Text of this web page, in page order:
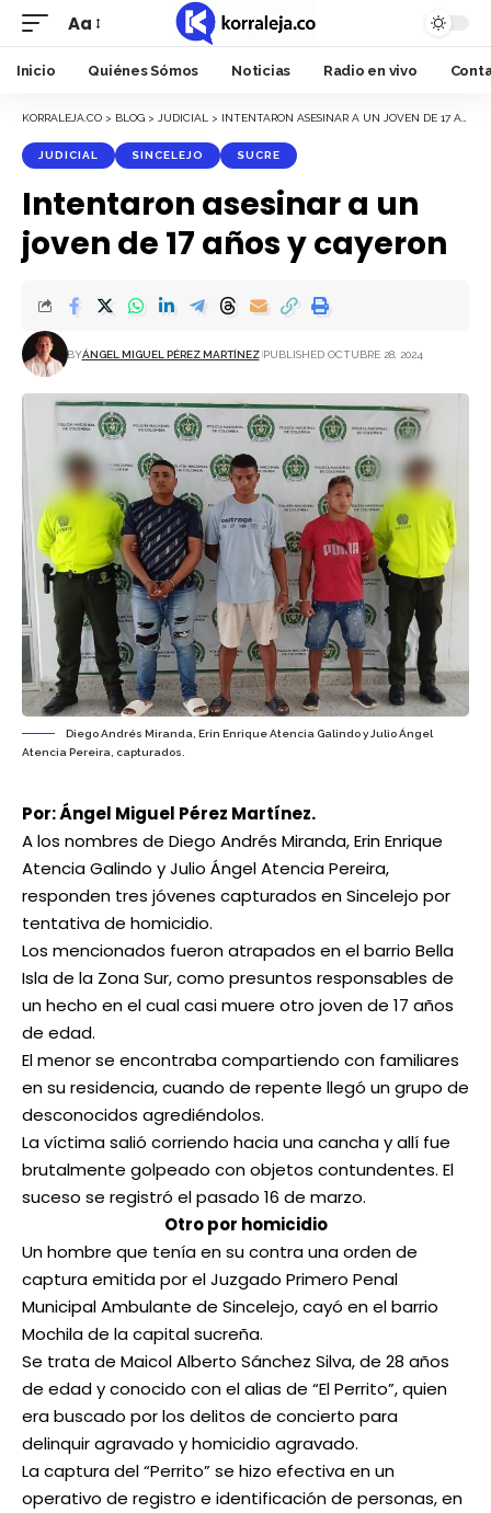
Font
Resizer
Aa
Inicio Quiénes Sómos Noticias Radio en vivo
KORRALEJA.CO > BLOG > JUDICIAL > INTENTARON ASESINAR A UN JOVEN DE 17 AÑOS Y CAYERON
JUDICIAL SINCELEJO SUCRE
Intentaron asesinar a un
joven de 17 años y cayeron
BYÁNGEL MIGUEL PÉREZ MARTÍNEZ PUBLISHED OCTUBRE 28, 2024
Diego Andrés Miranda, Erin Enrique Atencia Galindo y Julio Ángel
Atencia Pereira, capturados.
Por: Ángel Miguel Pérez Martínez.
A los nombres de Diego Andrés Miranda, Erin Enrique
Atencia Galindo y Julio Ángel Atencia Pereira,
responden tres jóvenes capturados en Sincelejo por
tentativa de homicidio.
Los mencionados fueron atrapados en el barrio Bella
Isla de la Zona Sur, como presuntos responsables de
un hecho en el cual casi muere otro joven de 17 años
de edad.
El menor se encontraba compartiendo con familiares
en su residencia, cuando de repente llegó un grupo de
desconocidos agrediéndolos.
La víctima salió corriendo hacia una cancha y allí fue
brutalmente golpeado con objetos contundentes. El
suceso se registró el pasado 16 de marzo.
Otro por homicidio
Un hombre que tenía en su contra una orden de
captura emitida por el Juzgado Primero Penal
Municipal Ambulante de Sincelejo, cayó en el barrio
Mochila de la capital sucreña.
Se trata de Maicol Alberto Sánchez Silva, de 28 años
de edad y conocido con el alias de “El Perrito”, quien
era buscado por los delitos de concierto para
delinquir agravado y homicidio agravado.
La captura del “Perrito” se hizo efectiva en un
operativo de registro e identificación de personas, en